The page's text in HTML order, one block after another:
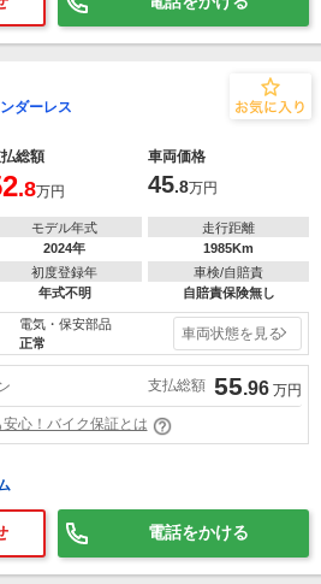
ダーレス
総額 車両価格
.8万円 45.8万円
モデル年式
2024年
走行距離
1985Km
初度登録年
年式不明
車検/自賠責
自賠責保険無し
電気・保安部品
正常
車両状態を見る
支払総額 55.96 万円
心！バイク保証とは
電話をかける